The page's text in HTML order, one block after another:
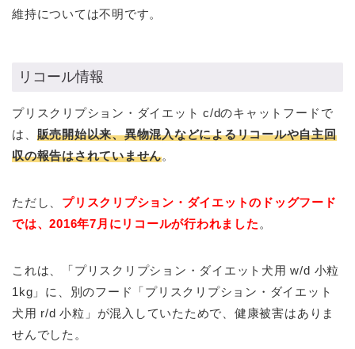
維持については不明です。
リコール情報
プリスクリプション・ダイエット c/dのキャットフードで
は、 販売開始以来、異物混入などによるリコールや自主回
収の報告はされていません。
ただし、 プリスクリプション・ダイエットのドッグフード
では、2016年7月にリコールが行われました 。
これは、「プリスクリプション・ダイエット犬用 w/d 小粒
1kg」に、別のフード「プリスクリプション・ダイエット
犬用 r/d 小粒」が混入していたためで、健康被害はありま
せんでした。